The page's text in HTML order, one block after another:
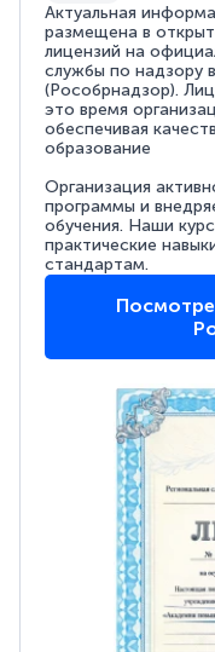
Актуальная
размещена в
лицензий на
службы по надзору
(Рособрнадзор).
это время
обеспечивая
образование
Организация
программы и
обучения. Наши
практические
стандартам.